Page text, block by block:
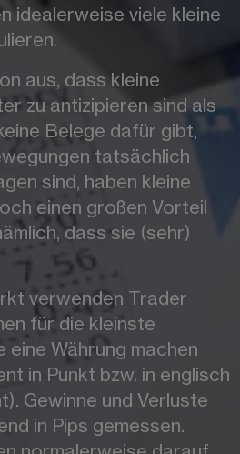
idealerweise viele kleine
aus, dass kleine
zu antizipieren sind als
Belege dafür gibt,
tatsächlich
sind, haben kleine
einen großen Vorteil
dass sie (sehr)
verwenden Trader
für die kleinste
eine Währung machen
in Punkt bzw. in englisch
Gewinne und Verluste
in Pips gemessen.